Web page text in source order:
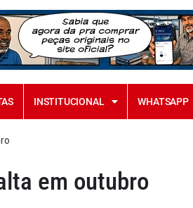
INSTITUCIONAL WHATSAPP
em outubro